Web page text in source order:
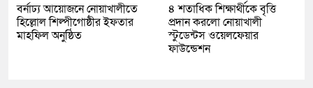
বর্নাঢ্য আয়োজনে নোয়াখালীতে
হিল্লোল শিল্পীগোষ্ঠীর ইফতার
মাহফিল অনুষ্ঠিত
৪ শতাধিক শিক্ষার্থীকে বৃত্তি
প্রদান করলো নোয়াখালী
স্টুডেন্টস ওয়েলফেয়ার
ফাউন্ডেশন